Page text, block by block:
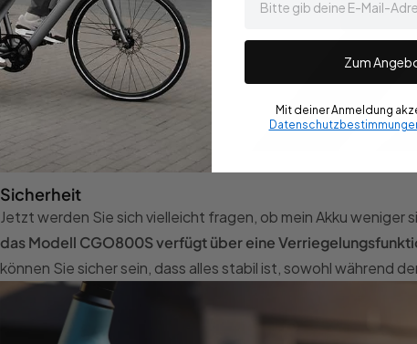
Sicherheit
Jetzt werden Sie sich vielleicht fragen, ob mein Akku weniger
das Modell CGO800S verfügt über eine
können Sie sicher sein, dass alles stabil ist, sowohl während
Zum
Mit deiner Anmeldung
Datenschutzbestimmungen